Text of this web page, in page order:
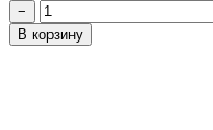
−
В корзину